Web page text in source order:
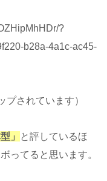
?
b28a-4a1c-ac45-
プされています）
」
と評しているほ
ってると思います。